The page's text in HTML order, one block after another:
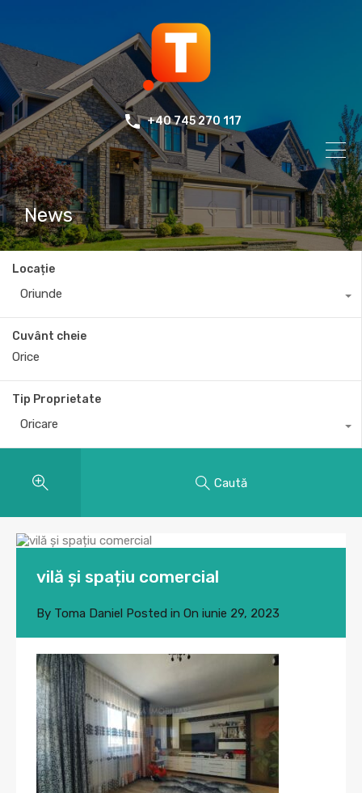
+40 745 270 117
News
Locație
Oriunde
Cuvânt cheie
Tip Proprietate
Oricare
Caută
vilă și spațiu comercial
By Toma Daniel Posted in On iunie 29, 2023